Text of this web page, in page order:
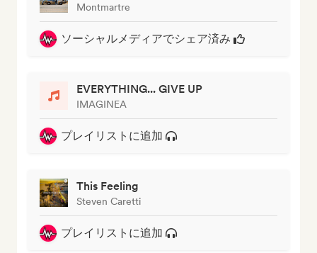
Montmartre
ソーシャルメディアでシェア済み
EVERYTHING... GIVE UP
IMAGINEA
プレイリストに追加
This Feeling
Steven Caretti
プレイリストに追加